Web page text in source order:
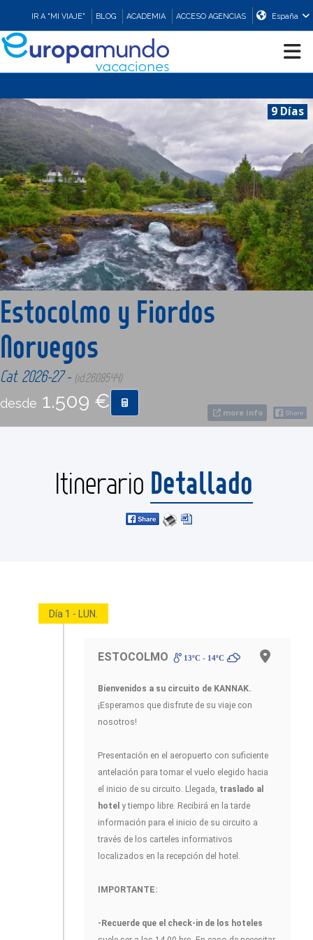
IR A "MI VIAJE" BLOG ACADEMIA ACCESO AGENCIAS España
EUROPA
ASIA
ORIENTE
PROMOCIONES
COMPRAR
9 Días
more info
Estocolmo y Fiordos
Noruegos
Cat. 2026-27 - (id:2608544)
desde 1.509 €
Itinerario Detallado
Día 1 - LUN.
ESTOCOLMO 13ºC - 14ºC
Bienvenidos a su circuito de KANNAK.
¡Esperamos que disfrute de su viaje con
nosotros!
Presentación en el aeropuerto con suficiente
antelación para tomar el vuelo elegido hacia
el inicio de su circuito. Llegada, traslado al
hotel y tiempo libre. Recibirá en la tarde
información para el inicio de su circuito a
través de los carteles informativos
localizados en la recepción del hotel.
IMPORTANTE:
-Recuerde que el check-in de los hoteles